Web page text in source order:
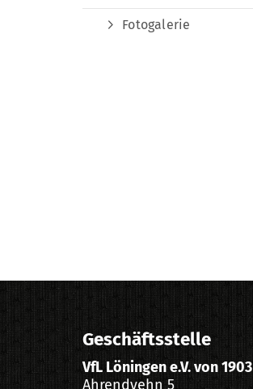
Fotogalerie
Geschäftsstelle
VfL Löningen e.V. von 1903
Ahrendvehn 5